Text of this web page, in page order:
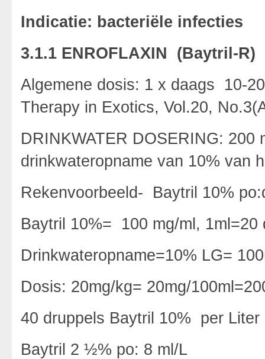
Indicatie: bacteriële infecties
3.1.1 ENROFLAXIN (Baytril-R)
Algemene dosis: 1 x daags 10-
Therapy in Exotics, Vol.20,
DRINKWATER DOSERING: 200
drinkwateropname van 10% van
Rekenvoorbeeld- Baytril 10%
Baytril 10%= 100 mg/ml, 1ml=20
Drinkwateropname=10% LG=
Dosis: 20mg/kg= 20mg/
40 druppels Baytril 10% per
Baytril 2 ½% po: 8 ml/L